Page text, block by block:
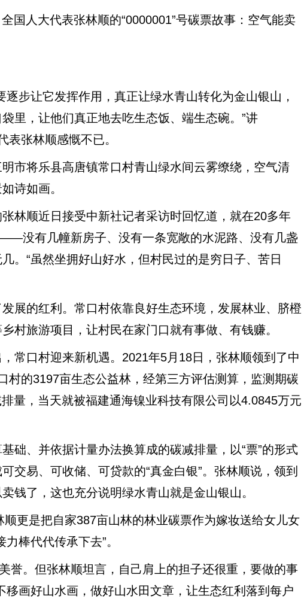
人大代表张林顺的“0000001”号碳票故事：空气能卖
步让它发挥作用，真正让绿水青山转化为金山银山，
里，让他们真正地去吃生态饭、端生态碗。”讲
表张林顺感慨不已。
将乐县高唐镇常口村青山绿水间云雾缭绕，空气清
诗如画。
顺近日接受中新社记者采访时回忆道，就在20多年
没有几幢新房子、没有一条宽敞的水泥路、没有几盏
。“虽然坐拥好山好水，但村民过的是穷日子、苦日
的红利。常口村依靠良好生态环境，发展林业、脐橙
村旅游项目，让村民在家门口就有事做、有钱赚。
口村迎来新机遇。2021年5月18日，张林顺领到了中
村的3197亩生态公益林，经第三方评估测算，监测期碳
量，当天就被福建通海镍业科技有限公司以4.0845万元
、并依据计量办法换算成的碳减排量，以“票”的形式
交易、可收储、可贷款的“真金白银”。张林顺说，领到
钱了，这也充分说明绿水青山就是金山银山。
是把自家387亩山林的林业碳票作为嫁妆送给女儿女
棒代代传承下去”。
。但张林顺坦言，自己肩上的担子还很重，要做的事
移画好山水画，做好山水田文章，让生态红利落到每户